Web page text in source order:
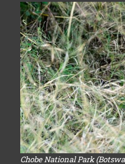
Chobe National Park